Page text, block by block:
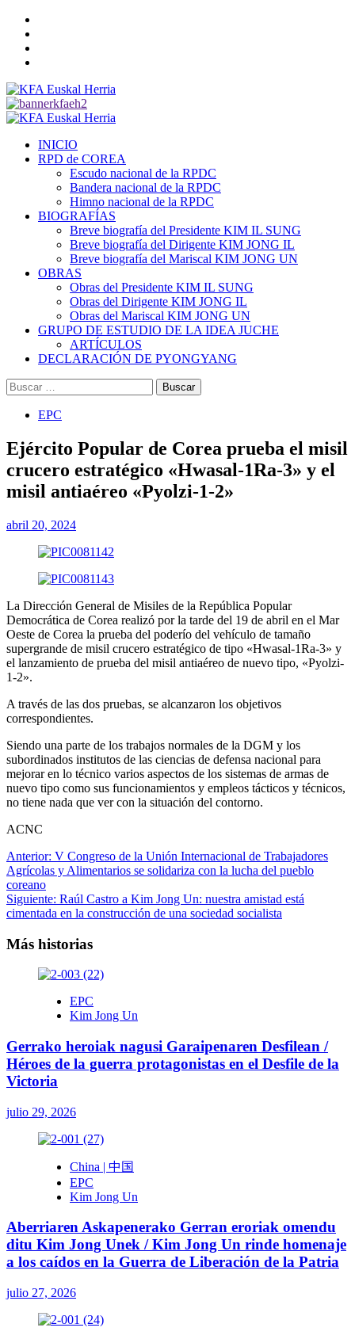
Saltar
contenido
Menú
INICIO
RPD de COREA
Escudo nacional de la RPDC
Bandera nacional de la RPDC
Himno nacional de la RPDC
BIOGRAFÍAS
Breve biografía del Presidente KIM IL SUNG
Breve biografía del Dirigente KIM JONG IL
Breve biografía del Mariscal KIM JONG UN
OBRAS
Obras del Presidente KIM IL SUNG
Obras del Dirigente KIM JONG IL
Obras del Mariscal KIM JONG UN
GRUPO DE ESTUDIO DE LA IDEA JUCHE
ARTÍCULOS
DECLARACIÓN DE PYONGYANG
Buscar:
EPC
Ejército Popular de Corea prueba el misil
crucero estratégico «Hwasal-1Ra-3» y el
misil antiaéreo «Pyolzi-1-2»
abril 20, 2024
La Dirección General de Misiles de la República Popular
Democrática de Corea realizó por la tarde del 19 de abril en el Mar
Oeste de Corea la prueba del poderío del vehículo de tamaño
supergrande de misil crucero estratégico de tipo «Hwasal-1Ra-3» y
el lanzamiento de prueba del misil antiaéreo de nuevo tipo, «Pyolzi-
1-2».
A través de las dos pruebas, se alcanzaron los objetivos
correspondientes.
Siendo una parte de los trabajos normales de la DGM y los
subordinados institutos de las ciencias de defensa nacional para
mejorar en lo técnico varios aspectos de los sistemas de armas de
nuevo tipo como sus funcionamientos y empleos tácticos y técnicos,
no tiene nada que ver con la situación del contorno.
ACNC
Navegación
de
entradas
Anterior: V Congreso de la Unión Internacional de Trabajadores
Agrícolas y Alimentarios se solidariza con la lucha del pueblo
coreano
Siguiente: Raúl Castro a Kim Jong Un: nuestra amistad está
cimentada en la construcción de una sociedad socialista
Más historias
EPC
Kim Jong Un
Gerrako heroiak nagusi Garaipenaren Desfilean /
Héroes de la guerra protagonistas en el Desfile de la
Victoria
julio 29, 2026
China | 中国
EPC
Kim Jong Un
Aberriaren Askapenerako Gerran eroriak omendu
ditu Kim Jong Unek / Kim Jong Un rinde homenaje
a los caídos en la Guerra de Liberación de la Patria
julio 27, 2026